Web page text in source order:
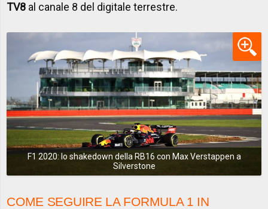
TV8 al canale 8 del digitale terrestre.
F1 2020: lo shakedown della RB16 con Max Verstappen a
Silverstone
COME SEGUIRE LA FORMULA 1 IN